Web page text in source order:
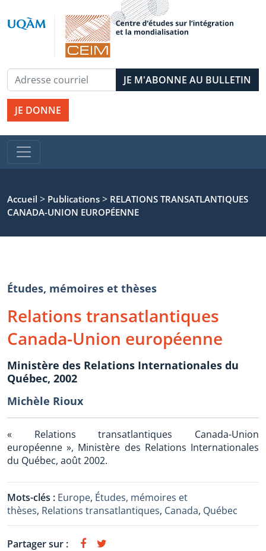
JE DONNE
Accueil > Publications > RELATIONS TRANSATLANTIQUES
CANADA-UNION EUROPÉENNE
Études, mémoires et thèses
Relations transatlantiques
Canada-Union européenne
Ministère des Relations Internationales du
Québec, 2002
Michèle Rioux
« Relations transatlantiques Canada-Union
européenne », Ministère des Relations Internationales
du Québec, août 2002.
Mots-clés : Europe, Études, mémoires et
thèses, Relations transatlantiques, Canada, Québec
Partager sur :